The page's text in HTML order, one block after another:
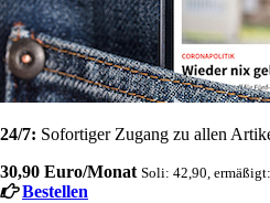
24/7: Sofortiger Zugang zu allen
30,90 Euro/Monat Soli: 42,90,
Bestellen